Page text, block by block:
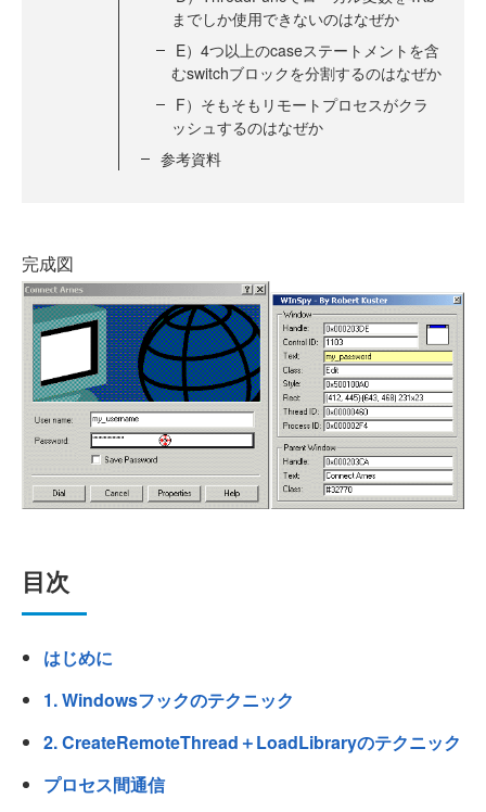
までしか使用できないのはなぜか
E）4つ以上のcaseステートメントを含
むswitchブロックを分割するのはなぜか
F）そもそもリモートプロセスがクラ
ッシュするのはなぜか
参考資料
完成図
目次
はじめに
1. Windowsフックのテクニック
2. CreateRemoteThread＋LoadLibraryのテクニック
プロセス間通信